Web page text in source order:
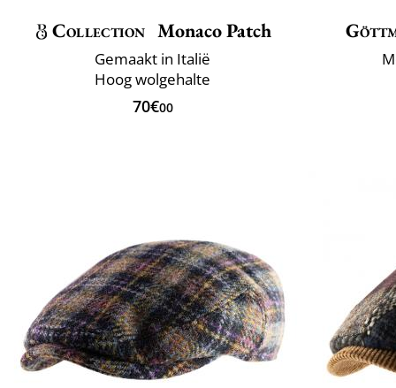
Collection Monaco Patch
Gemaakt in Italië
Hoog wolgehalte
70€00